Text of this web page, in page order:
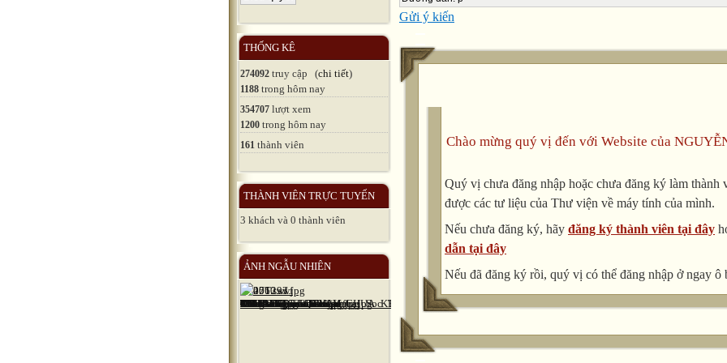
THỐNG KÊ
274092 truy cập (chi tiết)
1188 trong hôm nay
354707 lượt xem
1200 trong hôm nay
161 thành viên
THÀNH VIÊN TRỰC TUYẾN
3 khách và 0 thành viên
ẢNH NGẪU NHIÊN
_____________________ 9. Mr. Brown is very happy to
____________________ 11. It is possible for Robert to
___________________ 12. She has never read this book
_____________________ 13. He failed in the
not 14. She didn’t say a word as she left the room. - She left
_____________________ 15. I started work for the
I’ve
_____________________ 16. I haven’t eaten this kind of
is the first
Gửi ý kiến
Chào mừng quý vị đến với Website của
Quý vị chưa đăng nhập hoặc chưa đăng ký làm thành
được các tư liệu của Thư viện về máy tính của mình.
Nếu chưa đăng ký, hãy đăng ký thành viên tại đây
dẫn tại đây
Nếu đã đăng ký rồi, quý vị có thể đăng nhập ở ngay ô